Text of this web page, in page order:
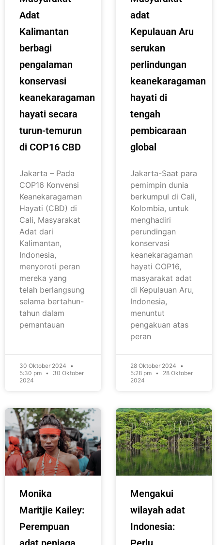
Adat
Kalimantan
berbagi
pengalaman
konservasi
keanekaragaman
hayati secara
turun-temurun
di COP16 CBD
Jakarta – Pada
COP16 Konvensi
Keanekaragaman
Hayati (CBD) di
Cali, Masyarakat
Adat dari
Kalimantan,
Indonesia,
menyoroti peran
mereka yang
telah berlangsung
selama bertahun-
tahun dalam
pemantauan
30 Oktober 2024
5:30 pm
30 Oktober
2024
adat
Kepulauan Aru
serukan
perlindungan
keanekaragaman
hayati di
tengah
pembicaraan
global
Jakarta-Saat para
pemimpin dunia
berkumpul di Cali,
Kolombia, untuk
menghadiri
perundingan
konservasi
keanekaragaman
hayati COP16,
masyarakat adat
di Kepulauan Aru,
Indonesia,
menuntut
pengakuan atas
peran
28 Oktober 2024
5:28 pm
28 Oktober
2024
Monika
Maritjie Kailey:
Perempuan
Mengakui
wilayah adat
Indonesia: